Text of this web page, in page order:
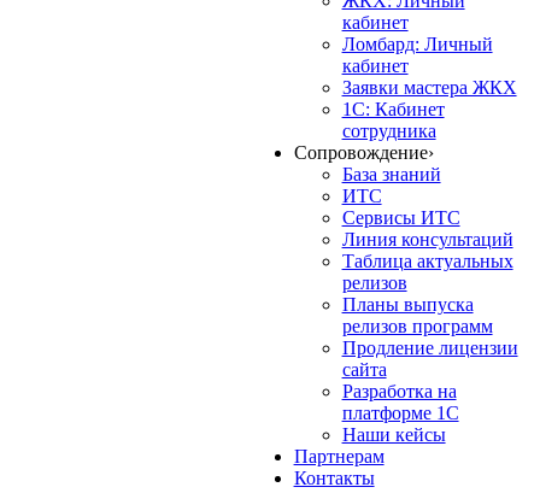
кабинет
Ломбард: Личный
кабинет
Заявки мастера ЖКХ
1С: Кабинет
сотрудника
Сопровождение›
База знаний
ИТС
Сервисы ИТС
Линия консультаций
Таблица актуальных
релизов
Планы выпуска
релизов программ
Продление лицензии
сайта
Разработка на
платформе 1С
Наши кейсы
Партнерам
Контакты